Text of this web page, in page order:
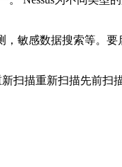
敏感数据搜索等。要
扫描重新扫描先前扫